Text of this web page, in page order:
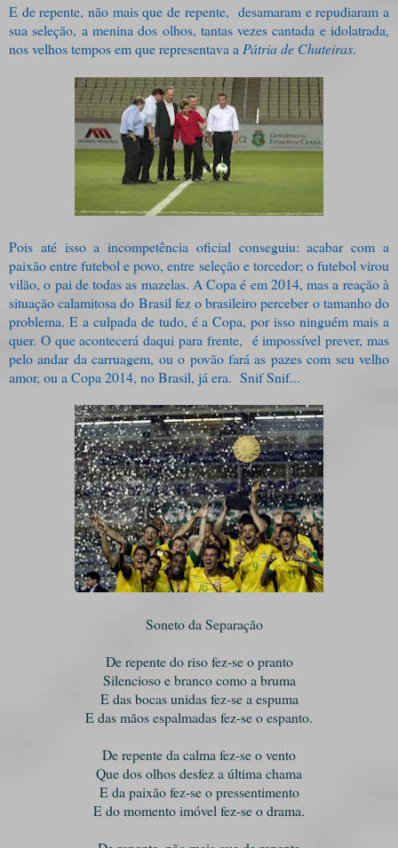
E de repente, não mais que de repente, desamaram e repudiaram a
sua seleção, a menina dos olhos, tantas vezes cantada e idolatrada,
nos velhos tempos em que representava a Pátria de Chuteiras.
Pois até isso a incompetência oficial conseguiu: acabar com a
paixão entre futebol e povo, entre seleção e torcedor; o futebol virou
vilão, o pai de todas as mazelas. A Copa é em 2014, mas a reação à
situação calamitosa do Brasil fez o brasileiro perceber o tamanho do
problema. E a culpada de tudo, é a Copa, por isso ninguém mais a
quer. O que acontecerá daqui para frente, é impossível prever, mas
pelo andar da carruagem, ou o povão fará as pazes com seu velho
amor, ou a Copa 2014, no Brasil, já era. Snif Snif...
Soneto da Separação
De repente do riso fez-se o pranto
Silencioso e branco como a bruma
E das bocas unidas fez-se a espuma
E das mãos espalmadas fez-se o espanto.
De repente da calma fez-se o vento
Que dos olhos desfez a última chama
E da paixão fez-se o pressentimento
E do momento imóvel fez-se o drama.